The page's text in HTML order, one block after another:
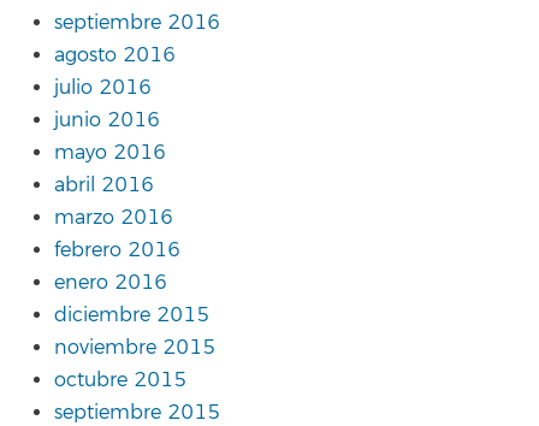
septiembre 2016
agosto 2016
julio 2016
junio 2016
mayo 2016
abril 2016
marzo 2016
febrero 2016
enero 2016
diciembre 2015
noviembre 2015
octubre 2015
septiembre 2015